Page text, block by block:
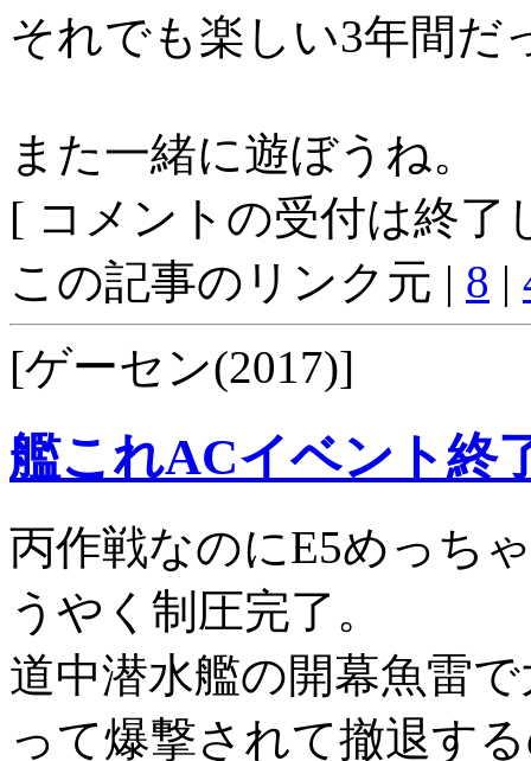
それでも楽しい3年間だ
また一緒に遊ぼうね。
[ コメントの受付は終了
この記事のリンク元 | 8 |
[ゲーセン(2017)]
艦これACイベント終
丙作戦なのにE5めっち
うやく制圧完了。
道中潜水艦の開幕魚雷
って爆撃されて撤退す